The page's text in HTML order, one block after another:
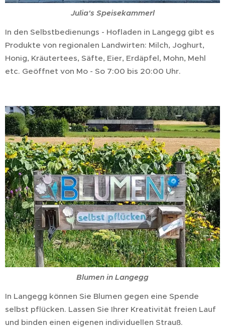
Julia's Speisekammerl
In den Selbstbedienungs - Hofladen in Langegg gibt es
Produkte von regionalen Landwirten: Milch, Joghurt,
Honig, Kräutertees, Säfte, Eier, Erdäpfel, Mohn, Mehl
etc. Geöffnet von Mo - So 7:00 bis 20:00 Uhr.
Blumen in Langegg
In Langegg können Sie Blumen gegen eine Spende
selbst pflücken. Lassen Sie Ihrer Kreativität freien Lauf
und binden einen eigenen individuellen Strauß.